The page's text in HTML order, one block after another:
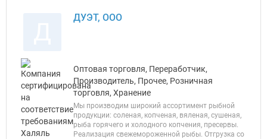
ДУЭТ, ООО
Оптовая торговля, Переработчик,
Производитель, Прочее, Розничная
торговля, Хранение
Мы производим широкий ассортимент рыбной
продукции: соленая, копченая, вяленая, сушеная,
рыба горячего и холодного копчения, пресервы.
Реализация свежемороженной рыбы. Отгрузка со